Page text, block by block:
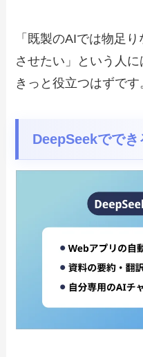
「既製のAIでは物足
させたい」という人
きっと役立つはずです
DeepSeekででき